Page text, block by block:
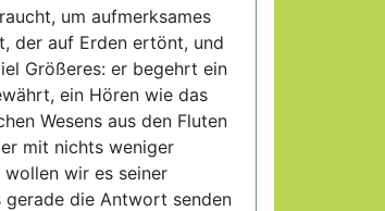
um aufmerksames
der auf Erden ertönt, und
Größeres: er begehrt ein
ein Hören wie das
Wesens aus den Fluten
mit nichts weniger
wollen wir es seiner
gerade die Antwort senden